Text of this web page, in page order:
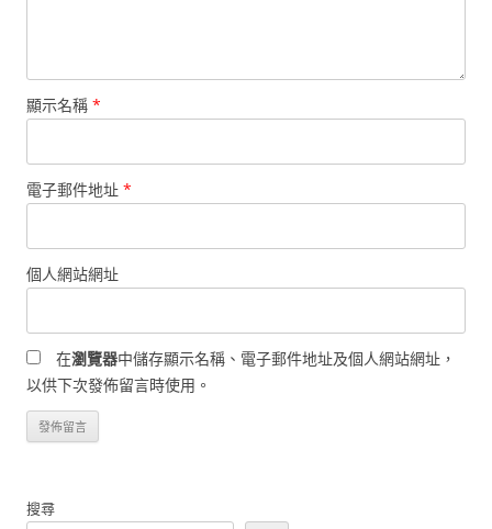
顯示名稱 *
電子郵件地址 *
個人網站網址
在瀏覽器中儲存顯示名稱、電子郵件地址及個人網站網址，
以供下次發佈留言時使用。
搜尋